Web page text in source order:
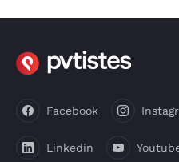
Facebook
Linkedin